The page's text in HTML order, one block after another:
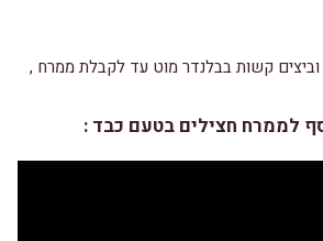
קשות בבלנדר מוט עד לקבלת ממרח ,
לממרח חצילים בטעם כבד :